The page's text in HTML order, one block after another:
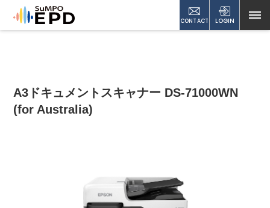
CONTACT LOGIN
A3ドキュメントスキャナー DS-71000WN
(for Australia)